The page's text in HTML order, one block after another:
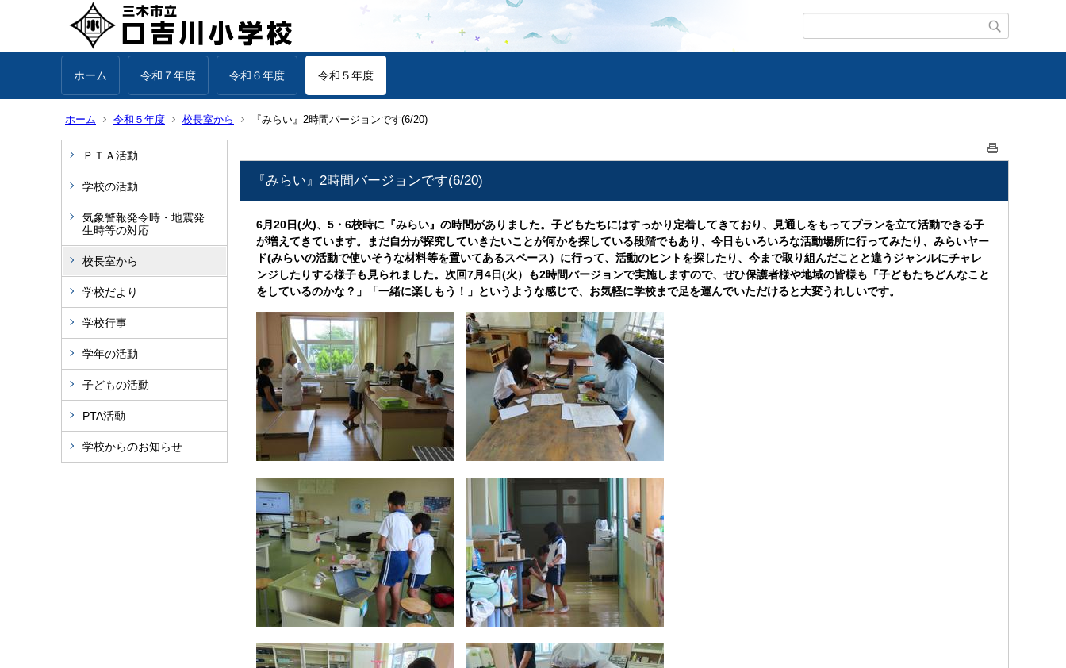
ホーム 令和７年度 令和６年度 令和５年度
ホーム 令和５年度 校長室から 『みらい』2時間バージョンです(6/20)
ＰＴＡ活動
学校の活動
気象警報発令時・地震発
生時等の対応
校長室から
学校だより
学校行事
学年の活動
子どもの活動
PTA活動
学校からのお知らせ
『みらい』2時間バージョンです(6/20)
6月20日(火)、5・6校時に『みらい』の時間がありました。子どもたちにはすっかり定着してきており、見通しをもってプランを立て活動できる子
が増えてきています。まだ自分が探究していきたいことが何かを探している段階でもあり、今日もいろいろな活動場所に行ってみたり、みらいヤー
ド(みらいの活動で使いそうな材料等を置いてあるスペース）に行って、活動のヒントを探したり、今まで取り組んだことと違うジャンルにチャレ
ンジしたりする様子も見られました。次回7月4日(火）も2時間バージョンで実施しますので、ぜひ保護者様や地域の皆様も「子どもたちどんなこと
をしているのかな？」「一緒に楽しもう！」というような感じで、お気軽に学校まで足を運んでいただけると大変うれしいです。